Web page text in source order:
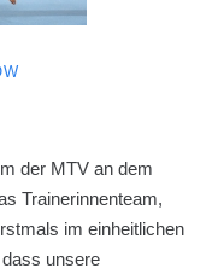
der MTV an dem
Trainerinnenteam,
im einheitlichen
unsere